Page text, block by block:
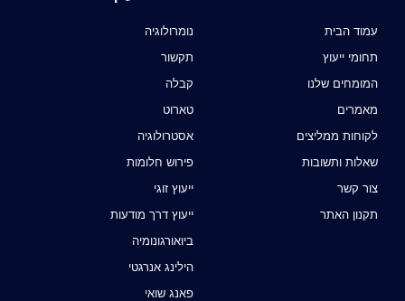
עמוד הבית
תחומי ייעוץ
המומחים שלנו
מאמרים
לקוחות ממליצים
שאלות ותשובות
צור קשר
תקנון האתר
נומרולוגיה
תקשור
קבלה
טארוט
אסטרולוגיה
פירוש חלומות
ייעוץ זוגי
ייעוץ דרך מודעות
ביואורגונומיה
הילינג אנרגטי
פאנג שואי